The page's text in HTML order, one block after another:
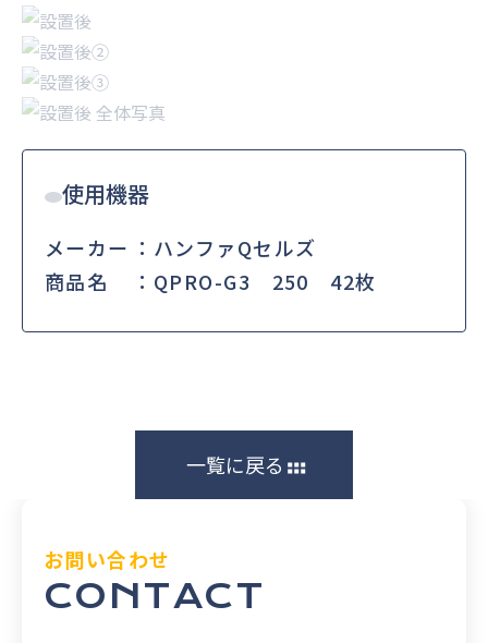
使用機器
メーカー
ハンファQセルズ
商品名
QPRO-G3 250 42枚
一覧に戻る
お問い合わせ
CONTACT